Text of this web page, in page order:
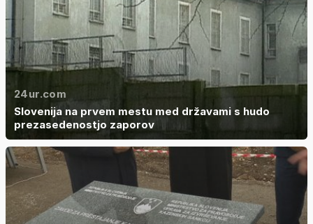
24ur.com
Slovenija na prvem mestu med državami s hudo
prezasedenostjo zaporov